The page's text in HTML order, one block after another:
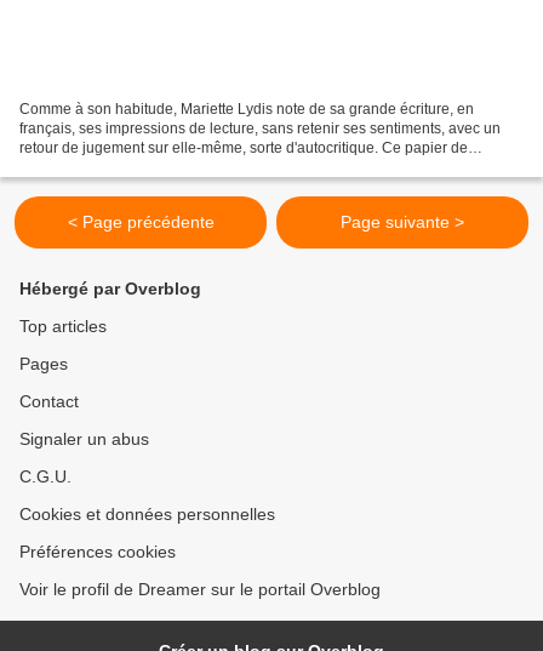
Comme à son habitude, Mariette Lydis note de sa grande écriture, en
français, ses impressions de lecture, sans retenir ses sentiments, avec un
retour de jugement sur elle-même, sorte d'autocritique. Ce papier de
< Page précédente Page suivante >
Hébergé par Overblog
Top articles
Pages
Contact
Signaler un abus
C.G.U.
Cookies et données personnelles
Préférences cookies
Voir le profil de Dreamer sur le portail Overblog